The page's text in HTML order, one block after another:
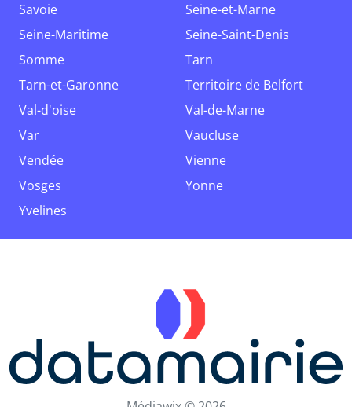
Savoie
Seine-et-Marne
Seine-Maritime
Seine-Saint-Denis
Somme
Tarn
Tarn-et-Garonne
Territoire de Belfort
Val-d'oise
Val-de-Marne
Var
Vaucluse
Vendée
Vienne
Vosges
Yonne
Yvelines